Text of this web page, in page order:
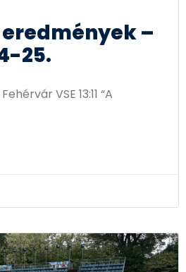
–
25.
VSE 13:11 “A